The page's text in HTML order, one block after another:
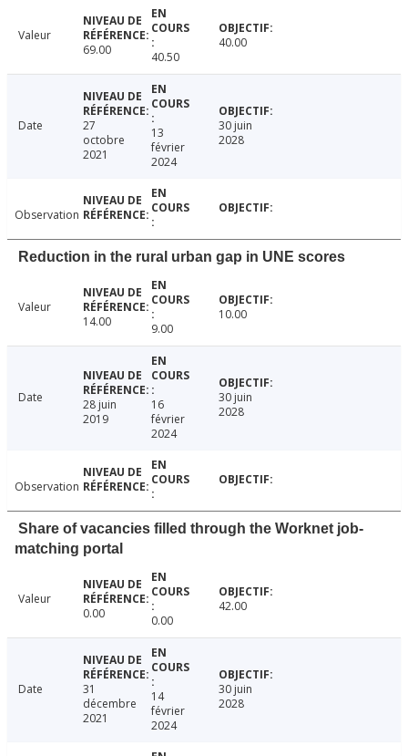
Valeur
69.00
40.50
40.00
Date
27
octobre
2021
13
février
2024
30 juin
2028
Observation
Reduction in the rural urban gap in UNE scores
Valeur
14.00
9.00
10.00
Date
28 juin
2019
16
février
2024
30 juin
2028
Observation
Share of vacancies filled through the Worknet job-
matching portal
Valeur
0.00
0.00
42.00
Date
31
décembre
2021
14
février
2024
30 juin
2028